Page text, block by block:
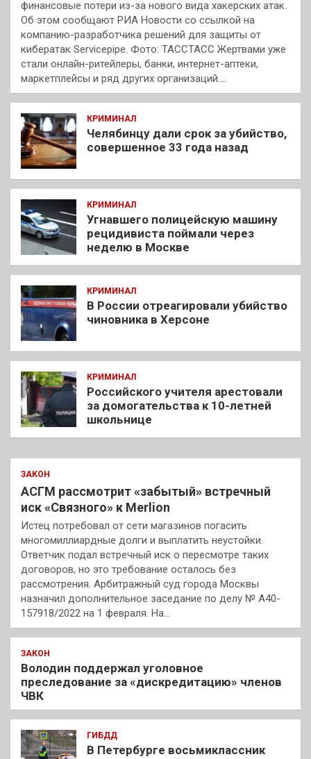
финансовые потери из-за нового вида хакерских атак.
Об этом сообщают РИА Новости со ссылкой на
компанию-разработчика решений для защиты от
кибератак Servicepipe. Фото: ТАССТАСС Жертвами уже
стали онлайн-ритейлеры, банки, интернет-аптеки,
маркетплейсы и ряд других организаций.…
КРИМИНАЛ
Челябинцу дали срок за убийство,
совершенное 33 года назад
КРИМИНАЛ
Угнавшего полицейскую машину
рецидивиста поймали через
неделю в Москве
КРИМИНАЛ
В России отреагировали убийство
чиновника в Херсоне
КРИМИНАЛ
Российского учителя арестовали
за домогательства к 10-летней
школьнице
ЗАКОН
АСГМ рассмотрит «забытый» встречный
иск «Связного» к Merlion
Истец потребовал от сети магазинов погасить
многомиллиардные долги и выплатить неустойки.
Ответчик подал встречный иск о пересмотре таких
договоров, но это требование осталось без
рассмотрения. Арбитражный суд города Москвы
назначил дополнительное заседание по делу № А40-
157918/2022 на 1 февраля. На…
ЗАКОН
Володин поддержал уголовное
преследование за «дискредитацию» членов
ЧВК
ГИБДД
В Петербурге восьмиклассник